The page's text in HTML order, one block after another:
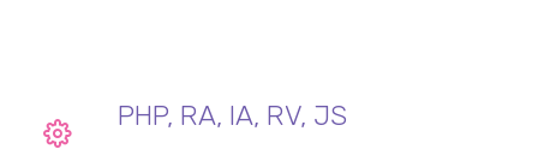
PHP, RA, IA, RV, JS